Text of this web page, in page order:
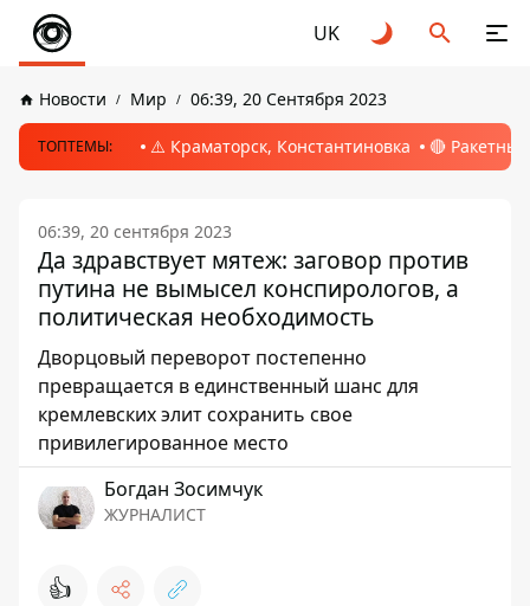
UK
Новости Мир 06:39, 20 Сентября 2023
ТОПТЕМЫ: ⚠️ Краматорск, Константиновка 🔴
06:39, 20 сентября 2023
Да здравствует мятеж: заговор против
путина не вымысел конспирологов, а
политическая необходимость
Дворцовый переворот постепенно
превращается в единственный шанс для
кремлевских элит сохранить свое
привилегированное место
Богдан Зосимчук
ЖУРНАЛИСТ
👍